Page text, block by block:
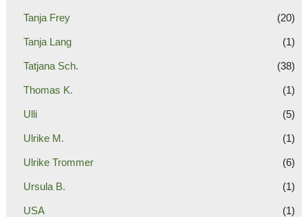
Tanja Frey (20)
Tanja Lang (1)
Tatjana Sch. (38)
Thomas K. (1)
Ulli (5)
Ulrike M. (1)
Ulrike Trommer (6)
Ursula B. (1)
USA (1)